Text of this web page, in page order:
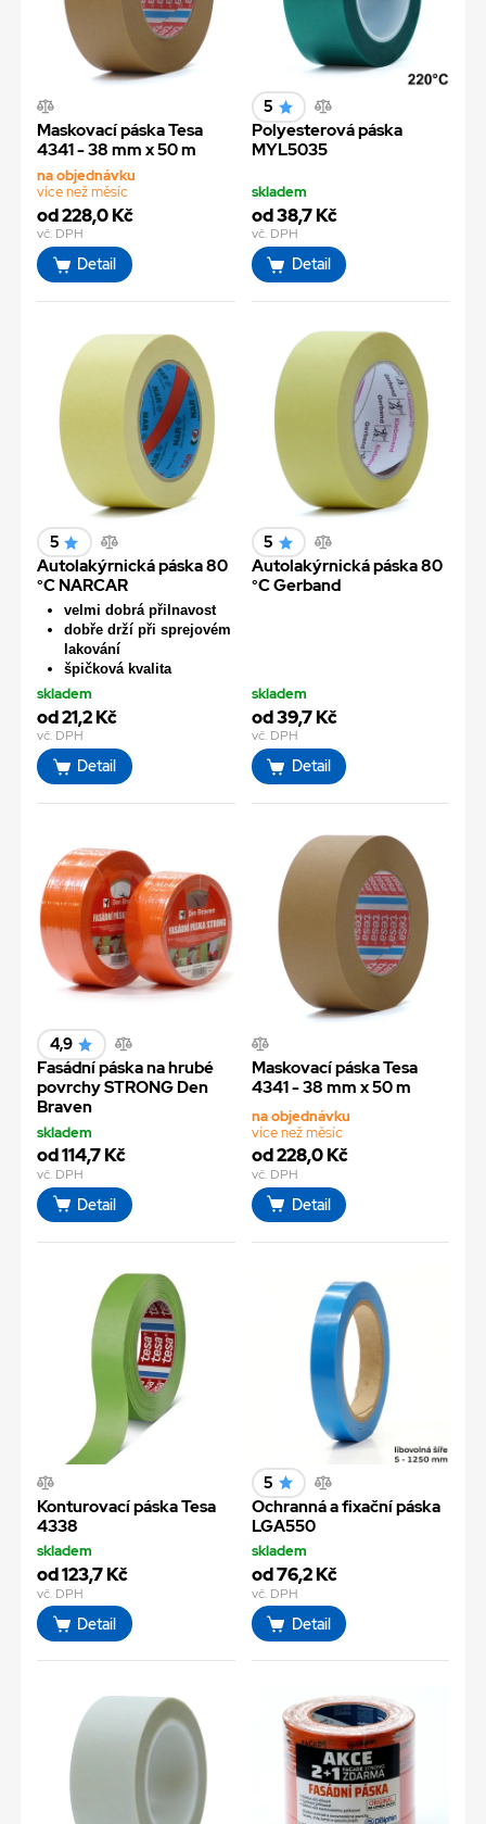
Maskovací páska Tesa
4341 - 38 mm x 50 m
na objednávku
více než měsíc
od 228,0 Kč
vč. DPH
Detail
5
Polyesterová páska
MYL5035
skladem
od 38,7 Kč
vč. DPH
Detail
5
Autolakýrnická páska 80
°C NARCAR
velmi dobrá přilnavost
dobře drží při sprejovém
lakování
špičková kvalita
skladem
od 21,2 Kč
vč. DPH
Detail
5
Autolakýrnická páska 80
°C Gerband
skladem
od 39,7 Kč
vč. DPH
Detail
4,9
Fasádní páska na hrubé
povrchy STRONG Den
Braven
skladem
od 114,7 Kč
vč. DPH
Detail
Maskovací páska Tesa
4341 - 38 mm x 50 m
na objednávku
více než měsíc
od 228,0 Kč
vč. DPH
Detail
Konturovací páska Tesa
4338
skladem
od 123,7 Kč
vč. DPH
Detail
5
Ochranná a fixační páska
LGA550
skladem
od 76,2 Kč
vč. DPH
Detail